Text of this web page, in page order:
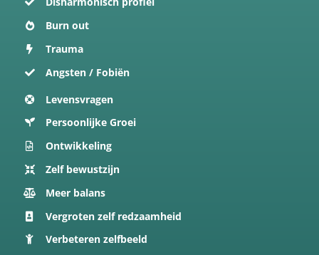
Burn out
Trauma
Angsten / Fobiën
Levensvragen
Persoonlijke Groei
Ontwikkeling
Zelf bewustzijn
Meer balans
Vergroten zelf redzaamheid
Verbeteren zelfbeeld